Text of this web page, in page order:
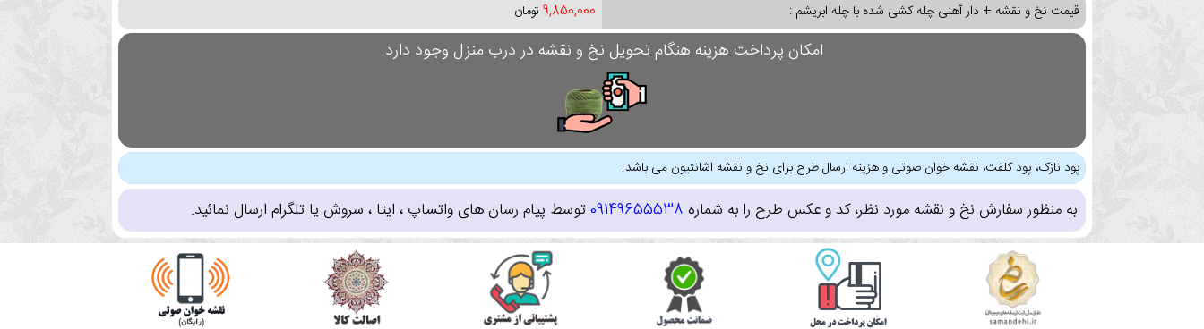
قیمت نخ و نقشه + دار آهنی چله کشی شده با چله ابریشم :
9,850,000 تومان
امکان پرداخت هزینه هنگام تحویل نخ و نقشه در درب منزل وجود دارد.
پود نازک، پود کلفت، نقشه خوان صوتی و هزینه ارسال طرح برای نخ و نقشه اشانتیون می باشد.
به منظور سفارش نخ و نقشه مورد نظر، کد و عکس طرح را به شماره 09149655538توسط پیام رسان های واتساپ ، ایتا ، سروش یا تلگرام ارسال نمائید.